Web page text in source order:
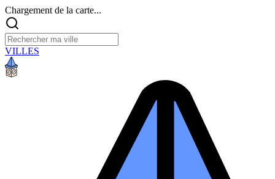
Chargement de la carte...
VILLES